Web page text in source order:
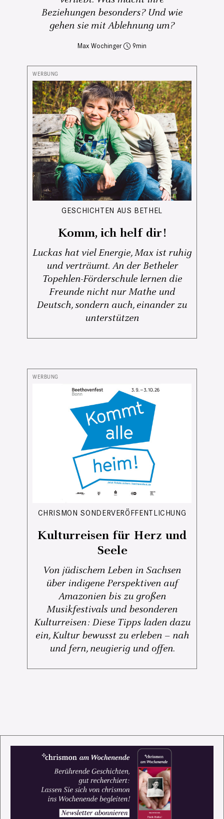
Beziehungen besonders? Und wie
gehen sie mit Ablehnung um?
Max Wochinger 9
GESCHICHTEN AUS BETHEL
Komm, ich helf dir!
Luckas hat viel Energie, Max ist ruhig
und verträumt. An der Betheler
Topehlen-Förderschule lernen die
Freunde nicht nur Mathe und
Deutsch, sondern auch, einander zu
unterstützen
CHRISMON SONDERVERÖFFENTLICHUNG
Kulturreisen für Herz und
Seele
Von jüdischem Leben in Sachsen
über indigene Perspektiven auf
Amazonien bis zu großen
Musikfestivals und besonderen
Kulturreisen: Diese Tipps laden dazu
ein, Kultur bewusst zu erleben – nah
und fern, neugierig und offen.